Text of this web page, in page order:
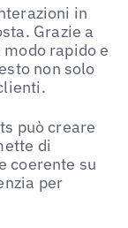
in
Grazie a
modo rapido e
non solo
può creare
di
coerente su
per